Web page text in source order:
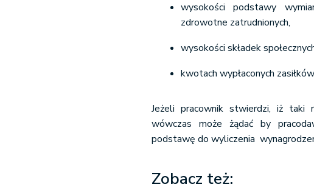
wysokości podstawy
zdrowotne zatrudnionych,
wysokości składek
kwotach wypłaconych
Jeżeli pracownik stwierdzi, iż taki
wówczas może żądać by
podstawę do wyliczenia
Zobacz też: